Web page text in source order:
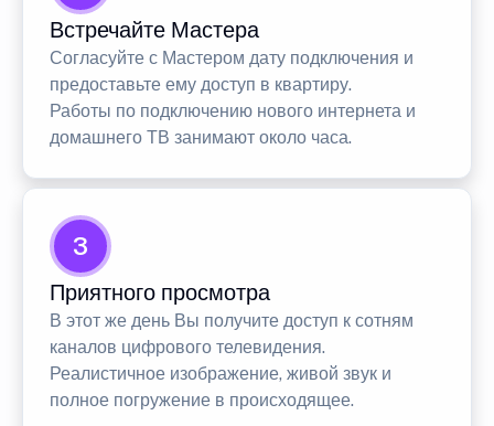
Встречайте Мастера
Согласуйте с Мастером дату подключения и
предоставьте ему доступ в квартиру.
Работы по подключению нового интернета и
домашнего ТВ занимают около часа.
3
Приятного просмотра
В этот же день Вы получите доступ к сотням
каналов цифрового телевидения.
Реалистичное изображение, живой звук и
полное погружение в происходящее.